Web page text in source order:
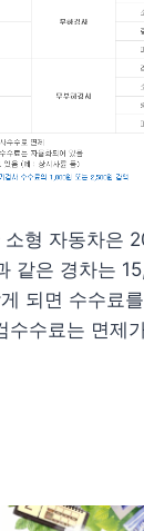
소형 자동차은
같은 경차는
되면 수수료
수수료는 면제